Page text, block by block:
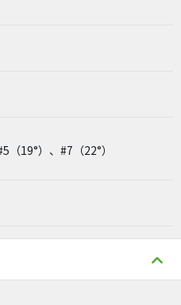
19°）、#7（22°）